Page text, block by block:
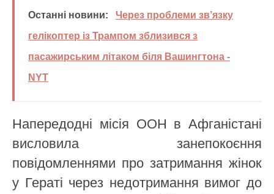
Останні новини:
Через проблеми зв’язку
гелікоптер із Трампом зблизився з
пасажирським літаком біля Вашингтона -
NYT
Напередодні місія ООН в Афганістані
висловила занепокоєння
повідомленнями про затримання жінок
у Гераті через недотримання вимог до